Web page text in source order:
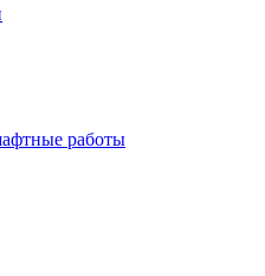
работы